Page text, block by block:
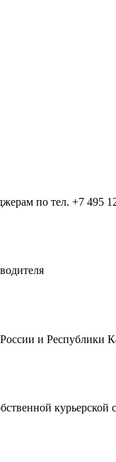
по тел. +7 495
и Республики
курьерской